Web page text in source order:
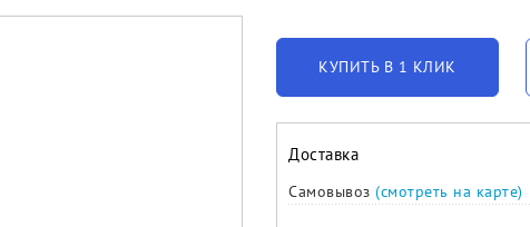
КУПИТЬ В 1 КЛИК
Доставка
Самовывоз (смотреть на карте)